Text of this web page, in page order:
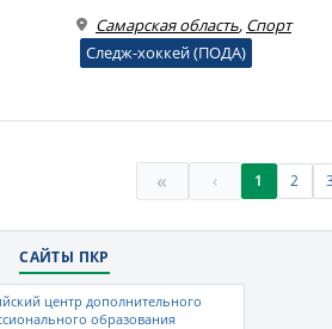
Самарская область, Спорт
Следж-хоккей (ПОДА)
« ‹ 1 2
САЙТЫ ПКР
центр дополнительного
образования